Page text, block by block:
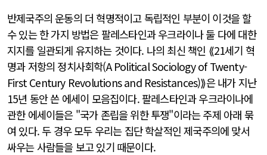
반제국주의 운동의 더 혁명적이고 독립적인 부분이 이것을 할
수 있는 한 가지 방법은 팔레스타인과 우크라이나 둘 다에 대한
지지를 일관되게 유지하는 것이다. 나의 최신 책인 ⟪21세기 혁
명과 저항의 정치사회학(A Political Sociology of Twenty-
First Century Revolutions and Resistances)⟫은 내가 지난
15년 동안 쓴 에세이 모음집이다. 팔레스타인과 우크라이나에
관한 에세이들은 "국가 존립을 위한 투쟁"이라는 주제 아래 묶
여 있다. 두 경우 모두 우리는 집단 학살적인 제국주의에 맞서
싸우는 사람들을 보고 있기 때문이다.